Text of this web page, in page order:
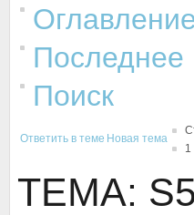
Последнее
Поиск
Ответить в теме Новая тема
1
ТЕМА: